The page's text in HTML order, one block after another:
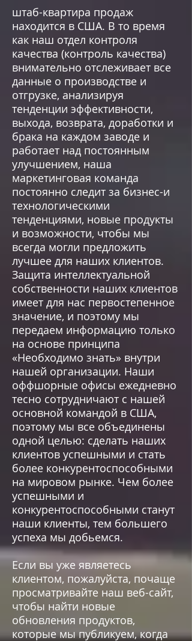
штаб-квартира продаж
находится в США. В то время
как наш отдел контроля
качества (контроль качества)
внимательно отслеживает все
данные о производстве и
отгрузке, анализируя
тенденции эффективности,
выхода, возврата, доработки и
брака на каждом заводе и
работает над постоянным
улучшением, наша
маркетинговая команда
постоянно следит за бизнес-и
технологическими
тенденциями, новые продукты
и возможности, чтобы мы
всегда могли предложить
лучшее для наших клиентов.
Защита интеллектуальной
собственности наших клиентов
имеет для нас первостепенное
значение, и поэтому мы
передаем информацию только
на основе принципа
«Необходимо знать» внутри
нашей организации. Наши
оффшорные офисы ежедневно
тесно сотрудничают с нашей
основной командой в США,
поэтому мы все объединены
одной целью: сделать наших
клиентов успешными и стать
более конкурентоспособными
на мировом рынке. Чем более
успешными и
конкурентоспособными станут
наши клиенты, тем большего
успеха мы добьемся.
Если вы уже являетесь
клиентом, пожалуйста, почаще
просматривайте наш веб-сайт,
чтобы найти новые
обновления продуктов,
которые мы публикуем, когда